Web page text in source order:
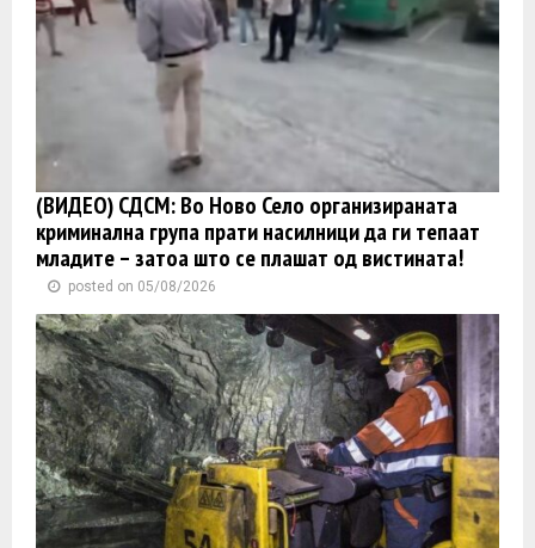
(ВИДЕО) СДСМ: Во Ново Село организираната
криминална група прати насилници да ги тепаат
младите – затоа што се плашат од вистината!
posted on 05/08/2026